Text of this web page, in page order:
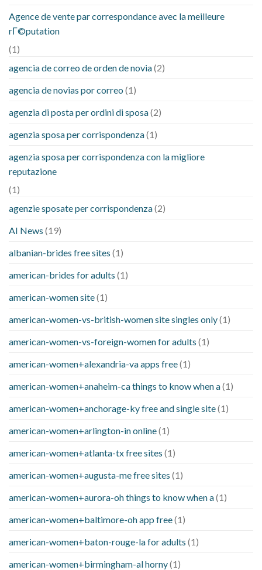
Agence de vente par correspondance avec la meilleure
rГ©putation
(1)
agencia de correo de orden de novia(2)
agencia de novias por correo (1)
agenzia di posta per ordini di sposa(2)
agenzia sposa per corrispondenza(1)
agenzia sposa per corrispondenza con la migliore
reputazione
(1)
agenzie sposate per corrispondenza(2)
AI News (19)
albanian-brides free sites (1)
american-brides for adults (1)
american-women site(1)
american-women-vs-british-women site singles only(1)
american-women-vs-foreign-women for adults (1)
american-women+alexandria-va apps free(1)
american-women+anaheim-ca things to know when a(1)
american-women+anchorage-ky free and single site(1)
american-women+arlington-in online(1)
american-women+atlanta-tx free sites (1)
american-women+augusta-me free sites (1)
american-women+aurora-oh things to know when a(1)
american-women+baltimore-oh app free(1)
american-women+baton-rouge-la for adults (1)
american-women+birmingham-al horny(1)